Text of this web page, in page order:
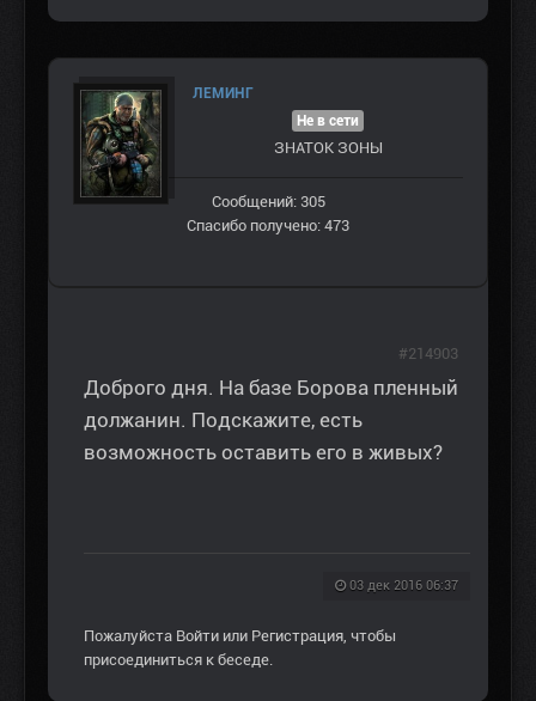
ЛЕМИНГ
Не в сети
ЗНАТОК ЗОНЫ
Сообщений: 305
Спасибо получено: 473
Доброго дня. На базе Борова пленный
должанин. Подскажите, есть
возможность оставить его в живых?
03 дек 2016 06:37
#214903
Пожалуйста Войти или Регистрация , чтобы
присоединиться к беседе.